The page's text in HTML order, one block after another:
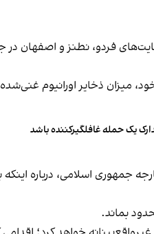
نطنز و اصفهان در جریان جنگ ۱۲
ذخایر اورانیوم
یک حمله غافلگیرکننده باشد
جمهوری اسلامی، درباره
بماند.